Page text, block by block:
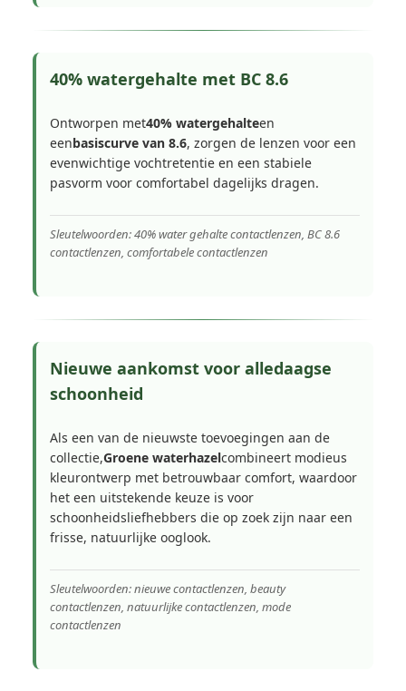
40% watergehalte met BC 8.6
Ontworpen met40% watergehalteen
eenbasiscurve van 8.6, zorgen de lenzen voor een
evenwichtige vochtretentie en een stabiele
pasvorm voor comfortabel dagelijks dragen.
Sleutelwoorden: 40% water gehalte contactlenzen, BC 8.6
contactlenzen, comfortabele contactlenzen
Nieuwe aankomst voor alledaagse
schoonheid
Als een van de nieuwste toevoegingen aan de
collectie,Groene waterhazelcombineert modieus
kleurontwerp met betrouwbaar comfort, waardoor
het een uitstekende keuze is voor
schoonheidsliefhebbers die op zoek zijn naar een
frisse, natuurlijke ooglook.
Sleutelwoorden: nieuwe contactlenzen, beauty
contactlenzen, natuurlijke contactlenzen, mode
contactlenzen